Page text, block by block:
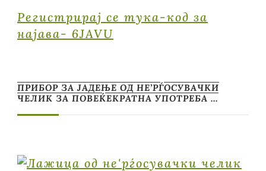
Регистрирај се тука-код за
најава- 6JAVU
ПРИБОР ЗА ЈАДЕЊЕ ОД НЕ’РЃОСУВАЧКИ
ЧЕЛИК ЗА ПОВЕЌЕКРАТНА УПОТРЕБА …